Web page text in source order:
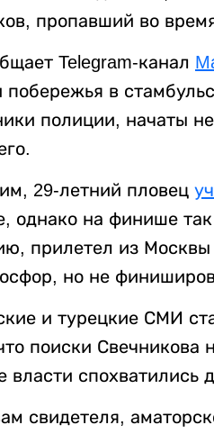
пропавший во
Telegram-канал
побережья в
полиции, начаты
29-летний пловец
однако на финише
прилетел из
но не
и турецкие СМИ
поиски Свечникова
власти спохватились
свидетеля,